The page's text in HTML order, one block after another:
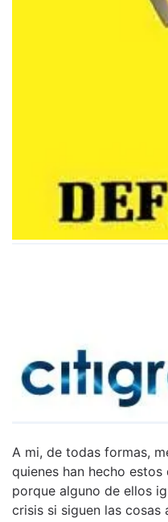
A mi, de todas formas,
quienes han hecho estos
porque alguno de ellos
crisis si siguen las cosas